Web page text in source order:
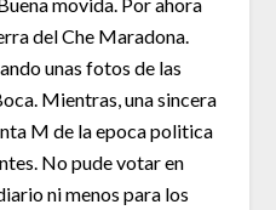
del Che Maradona.
unas fotos de las
Mientras, una sincera
M de la epoca politica
No pude votar en
ni menos para los